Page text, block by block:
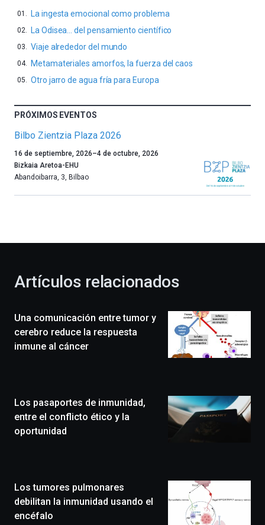
La ingesta emocional como problema
La Odisea… del pensamiento científico
Viaje alrededor del mundo
Metamateriales amorfos, la fuerza del caos
Otro jarro de agua fría para Europa
PRÓXIMOS EVENTOS
Bilbo Zientzia Plaza 2026
Un
año
más,
celebración
novena
edición
de
un
festival
llenará
monólogos,
exposiciones,
docufórums
16 de septiembre, 2026–4 de octubre, 2026
Bizkaia Aretoa-EHU
Abandoibarra, 3, Bilbao
Artículos relacionados
Una comunicación entre tumor y
cerebro reduce la respuesta
inmune al cáncer
Los pasaportes de inmunidad,
entre el conflicto ético y la
oportunidad
Los tumores pulmonares
debilitan la inmunidad usando el
encéfalo